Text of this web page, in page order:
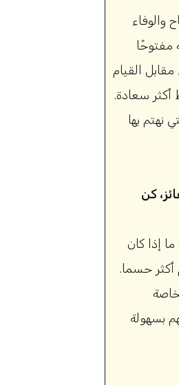
والوفاء
مفتوحًا
القيام
أكثر سعادة.
نهتم بها
كن
إذا كان
أكثر حسما.
بسهولة